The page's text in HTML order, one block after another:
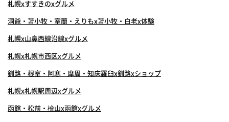
札幌xすすきのxグルメ
洞爺・苫小牧・室蘭・えりもx苫小牧・白老x体験
札幌x山鼻西線沿線xグルメ
札幌x札幌市西区xグルメ
釧路・根室・阿寒・摩周・知床羅臼x釧路xショップ
札幌x札幌駅周辺xグルメ
函館・松前・檜山x函館xグルメ